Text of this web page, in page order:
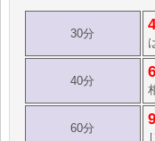
30分
40分
60分